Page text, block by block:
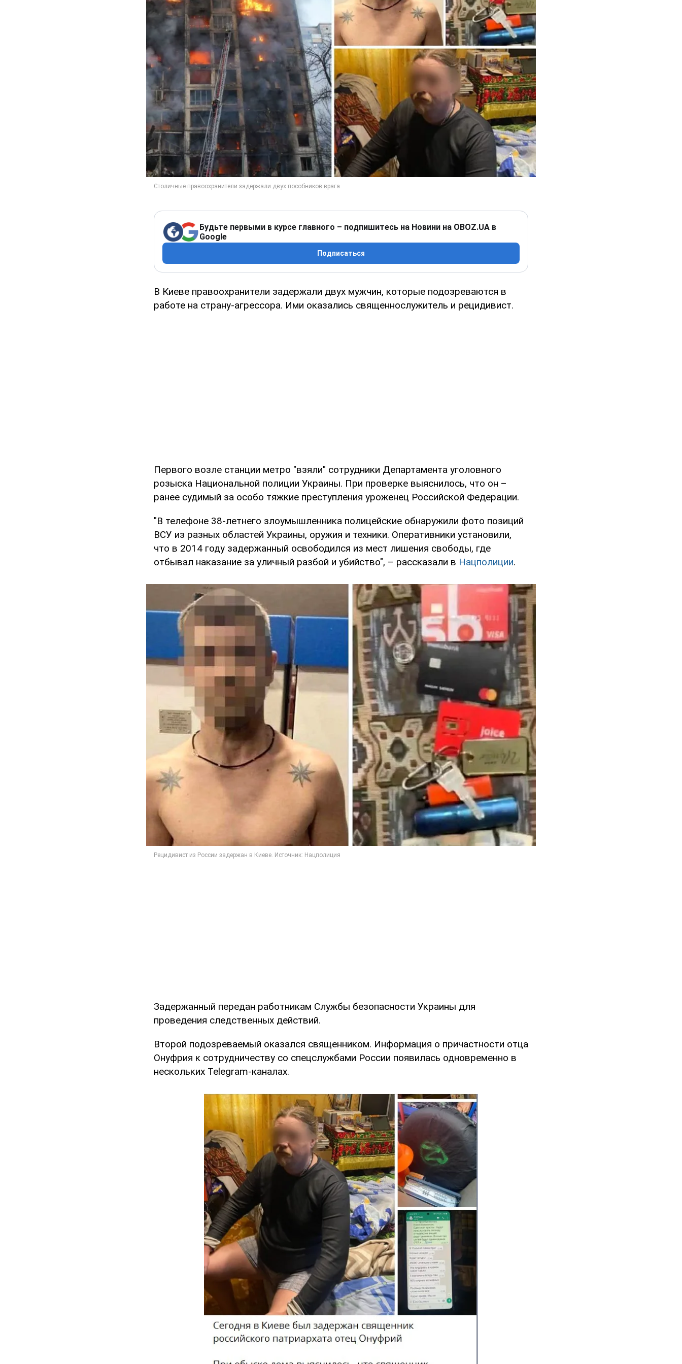
Будьте первыми в курсе главного – подпишитесь на Новини на OBOZ.UA в
Google
Подписаться
В Киеве правоохранители задержали двух мужчин, которые подозреваются в
работе на страну-агрессора. Ими оказались священнослужитель и рецидивист.
Первого возле станции метро "взяли" сотрудники Департамента уголовного
розыска Национальной полиции Украины. При проверке выяснилось, что он –
ранее судимый за особо тяжкие преступления уроженец Российской Федерации.
"В телефоне 38-летнего злоумышленника полицейские обнаружили фото позиций
ВСУ из разных областей Украины, оружия и техники. Оперативники установили,
что в 2014 году задержанный освободился из мест лишения свободы, где
отбывал наказание за уличный разбой и убийство", – рассказали в Нацполиции.
Задержанный передан работникам Службы безопасности Украины для
проведения следственных действий.
Второй подозреваемый оказался священником. Информация о причастности отца
Онуфрия к сотрудничеству со спецслужбами России появилась одновременно в
нескольких Telegram-каналах.